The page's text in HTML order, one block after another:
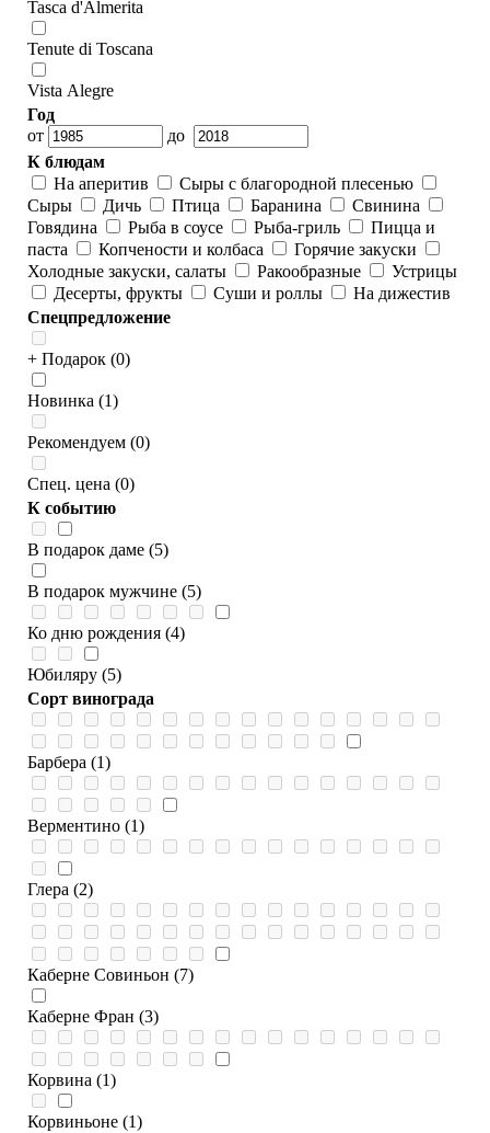
Tasca d'Almerita
Tenute di Toscana
Vista Alegre
Год
от
до
К блюдам
На аперитив
Сыры с благородной плесенью
Сыры
Дичь Птица Баранина
Свинина
Говядина
Рыба в соусе Рыба-гриль
Пицца и
паста
Копчености и колбаса
Горячие закуски
Холодные закуски, салаты
Ракообразные
Устрицы
Десерты, фрукты
Суши и роллы
На дижестив
Спецпредложение
+ Подарок (0)
Новинка (1)
Рекомендуем (0)
Спец. цена (0)
К событию
В подарок даме (5)
В подарок мужчине (5)
Ко дню рождения (4)
Юбиляру (5)
Сорт винограда
Барбера (1)
Верментино (1)
Глера (2)
Каберне Совиньон (7)
Каберне Фран (3)
Корвина (1)
Корвиньоне (1)